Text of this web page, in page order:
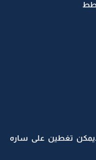
تغطين على ساره